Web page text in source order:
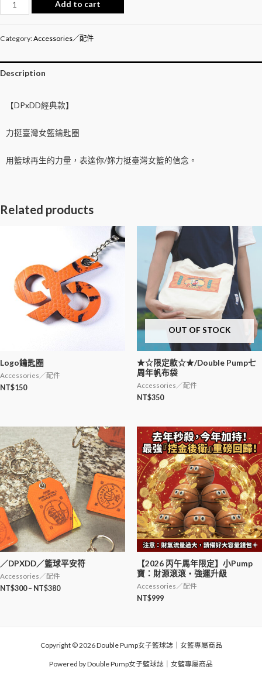
Add to cart
Category:Accessories／配件
Description
【DPxDD經典款】
力挺臺灣女籃鑰匙圈
用籃球再生的力量，表達你/妳力挺臺灣女籃的信念。
Related products
Logo鑰匙圈
Accessories／配件
NT$150
OUT OF STOCK
★☆限定款☆★/Double Pump七
周年帆布袋
Accessories／配件
NT$350
／DPXDD／籃球平安符
Accessories／配件
NT$300– NT$380
【2026 丙午馬年限定】小Pump
寶：財源滾滾・強運升級
Accessories／配件
NT$999
Copyright © 2026 Double Pump女子籃球誌｜女籃專屬商品
Powered by Double Pump女子籃球誌｜女籃專屬商品